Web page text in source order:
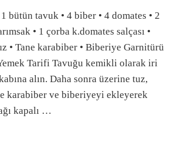
bütün tavuk • 4 biber • 4 domates • 2
• 1 çorba k.domates salçası •
• Tane karabiber • Biberiye Garnitürü
Tarifi Tavuğu kemikli olarak iri
alın. Daha sonra üzerine tuz,
karabiber ve biberiyeyi ekleyerek
kapalı …